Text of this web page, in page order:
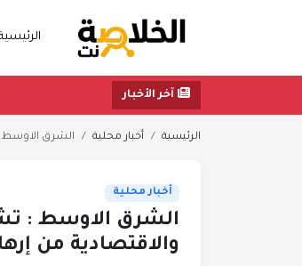
آخر الأخبار
الرئيسية أخبار محلية الشرق الاوسط
أخبار محلية
الشرق الاوسط :
والاقتصادية من